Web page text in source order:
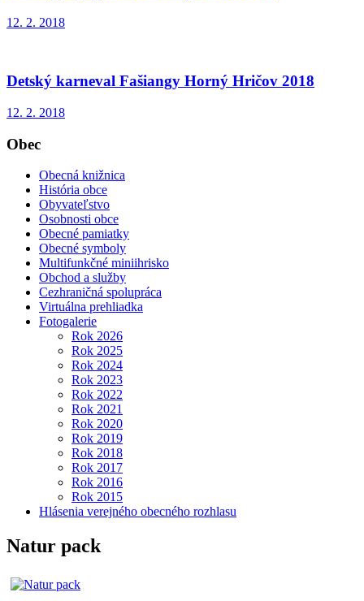
12. 2. 2018
Detský karneval Fašiangy Horný Hričov 2018
12. 2. 2018
Obec
Obecná knižnica
História obce
Obyvateľstvo
Osobnosti obce
Obecné pamiatky
Obecné symboly
Multifunkčné miniihrisko
Obchod a služby
Cezhraničná spolupráca
Virtuálna prehliadka
Fotogalerie
Rok 2026
Rok 2025
Rok 2024
Rok 2023
Rok 2022
Rok 2021
Rok 2020
Rok 2019
Rok 2018
Rok 2017
Rok 2016
Rok 2015
Hlásenia verejného obecného rozhlasu
Natur pack